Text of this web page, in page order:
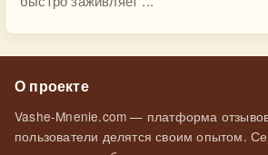
О проекте
Vashe-Mnenie.com — платформа
пользователи делятся своим опытом.